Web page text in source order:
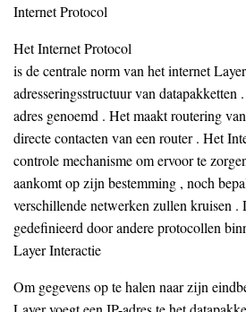
Internet Protocol
Het Internet Protocol
is de centrale norm van het internet
adresseringsstructuur van datapakketten
adres genoemd . Het maakt routering
directe contacten van een router . Het
controle mechanisme om ervoor te
aankomt op zijn bestemming , noch
verschillende netwerken zullen kruisen .
gedefinieerd door andere protocollen
Layer Interactie
Om gegevens op te halen naar zijn